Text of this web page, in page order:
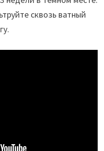
сквозь ватный